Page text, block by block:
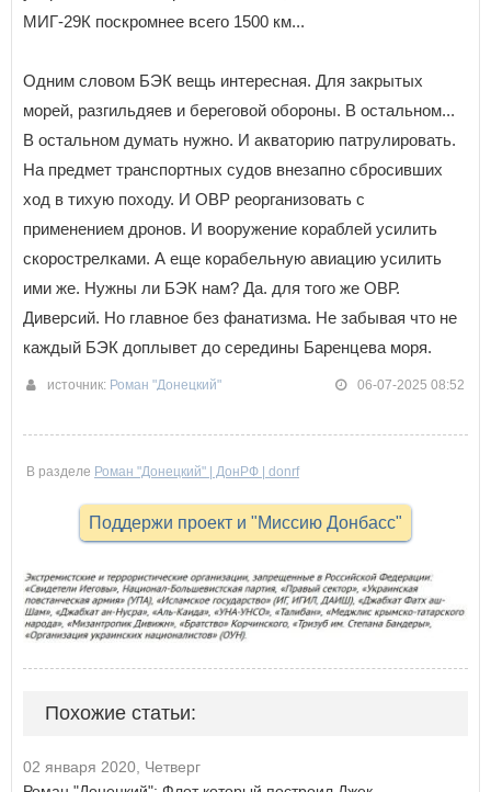
МИГ-29К поскромнее всего 1500 км...
Одним словом БЭК вещь интересная. Для закрытых
морей, разгильдяев и береговой обороны. В остальном...
В остальном думать нужно. И акваторию патрулировать.
На предмет транспортных судов внезапно сбросивших
ход в тихую походу. И ОВР реорганизовать с
применением дронов. И вооружение кораблей усилить
скорострелками. А еще корабельную авиацию усилить
ими же. Нужны ли БЭК нам? Да. для того же ОВР.
Диверсий. Но главное без фанатизма. Не забывая что не
каждый БЭК доплывет до середины Баренцева моря.
источник: Роман "Донецкий" 06-07-2025 08:52
В разделе Роман "Донецкий" | ДонРФ | donrf
Поддержи проект и "Миссию Донбасс"
Похожие статьи:
02 января 2020, Четверг